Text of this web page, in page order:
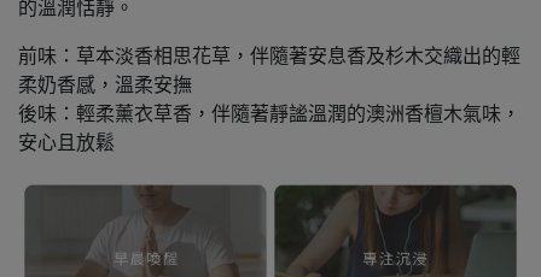
的溫潤恬靜。
前味：草本淡香相思花草，伴隨著安息香及杉木交織出的輕
柔奶香感，溫柔安撫
後味：輕柔薰衣草香，伴隨著靜謐溫潤的澳洲香檀木氣味，
安心且放鬆